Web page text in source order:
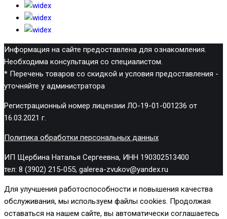
Информация на сайте предоставлена для ознакомления.
Необходима консультация со специалистом.
* Перечень товаров со скидкой и условия предоставления -
уточняйте у администратора
Регистрационный номер лицензии ЛО-19-01-001236 от
16.03.2021 г.
Политика обработки персональных данных
ИП Щербина Наталья Сергеевна, ИНН 190302513400
тел: 8 (3902) 215-055, galerea-zvukov@yandex.ru
Для улучшения работоспособности и повышения качества
обслуживания, мы используем файлы cookies. Продолжая
оставаться на нашем сайте, вы автоматически соглашаетесь